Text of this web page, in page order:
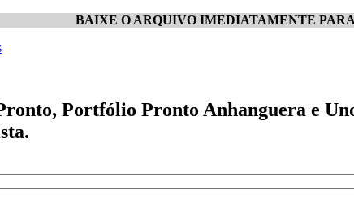
BAIXE O ARQUIVO IMEDIATAMENTE
Portfólio Pronto Anhanguera e